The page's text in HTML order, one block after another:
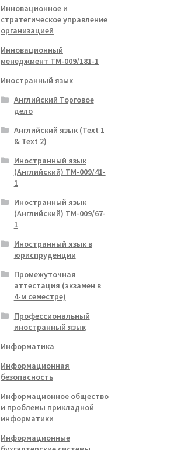
Инновационное и
стратегическое управление
организацией
Инновационный
менеджмент ТМ-009/181-1
Иностранный язык
Английский Торговое
дело
Английский язык (Text 1
& Text 2)
Иностранный язык
(Английский) ТМ-009/41-
1
Иностранный язык
(Английский) ТМ-009/67-
1
Иностранный язык в
юриспруденции
Промежуточная
аттестация (экзамен в
4-м семестре)
Профессиональный
иностранный язык
Информатика
Информационная
безопасность
Информационное общество
и проблемы прикладной
информатики
Информационные